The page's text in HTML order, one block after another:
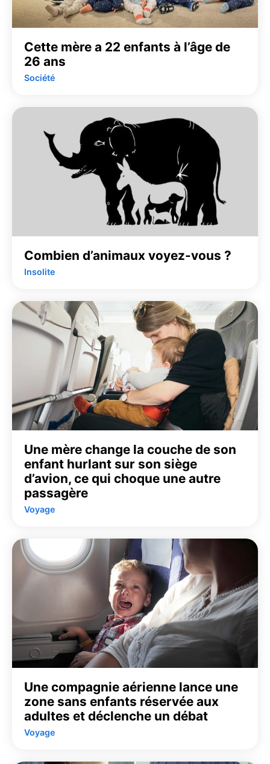
Cette mère a 22 enfants à l’âge de
26 ans
Société
Combien d’animaux voyez-vous ?
Insolite
Une mère change la couche de son
enfant hurlant sur son siège
d’avion, ce qui choque une autre
passagère
Voyage
Une compagnie aérienne lance une
zone sans enfants réservée aux
adultes et déclenche un débat
Voyage